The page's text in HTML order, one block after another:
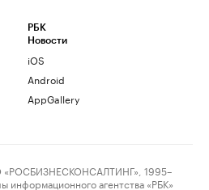
РБК
Новости
iOS
Android
AppGallery
1995–
агентства «РБК»